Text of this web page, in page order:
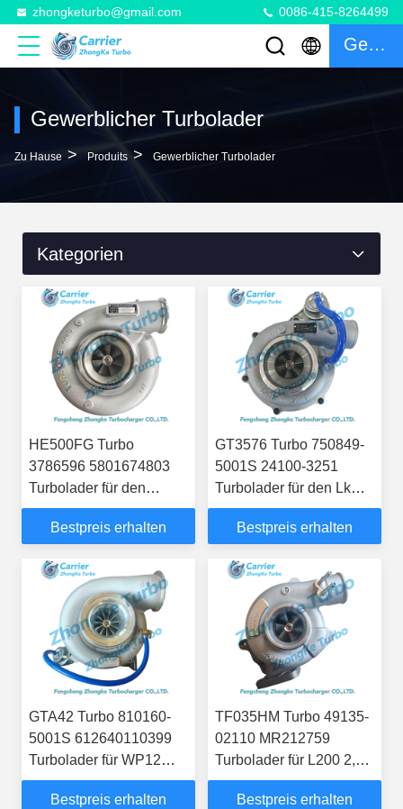
zhongketurbo@gmail.com 0086-415-8264499
Gespräch
Gewerblicher Turbolader
Zu Hause > Produits > Gewerblicher Turbolader
Kategorien
HE500FG Turbo
3786596 5801674803
Turbolader für den
Cursor 9
Landwirtschaftsmotor
Bestpreis erhalten
GT3576 Turbo 750849-
5001S 24100-3251
Turbolader für den Lkw-
J08C-TI-Motor
Bestpreis erhalten
GTA42 Turbo 810160-
5001S 612640110399
Turbolader für WP12
WP13 EFI Motor
Bestpreis erhalten
TF035HM Turbo 49135-
02110 MR212759
Turbolader für L200 2,5
L 4D56 Motor
Bestpreis erhalten